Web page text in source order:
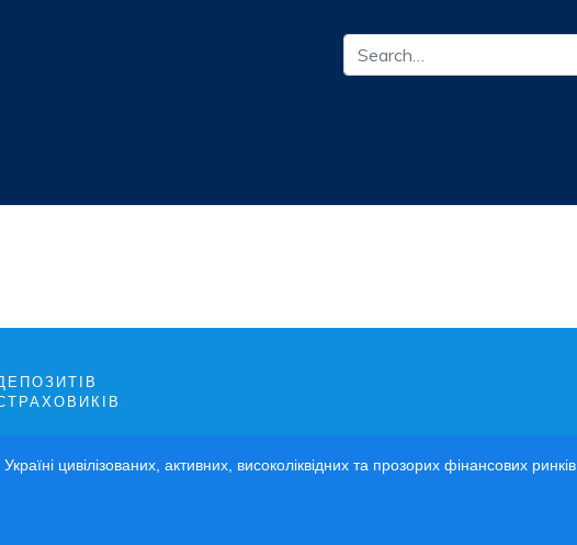
цивілізованих, активних, високоліквідних та прозорих фінансових ринків